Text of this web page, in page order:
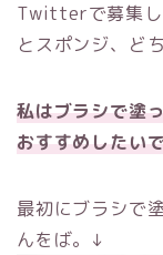
Twitterで募集し
とスポンジ、ど
私はブラシで塗
おすすめしたい
最初にブラシで
んをば。↓